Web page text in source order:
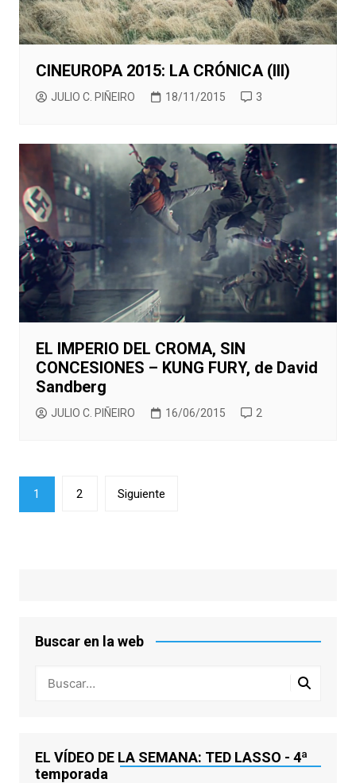
CINEUROPA 2015: LA CRÓNICA (III)
JULIO C. PIÑEIRO 18/11/2015 3
EL IMPERIO DEL CROMA, SIN
CONCESIONES – KUNG FURY, de David
Sandberg
JULIO C. PIÑEIRO 16/06/2015 2
Paginación
de
1 2 Siguiente
Buscar en la web
EL VÍDEO DE LA SEMANA: TED LASSO - 4ª
temporada